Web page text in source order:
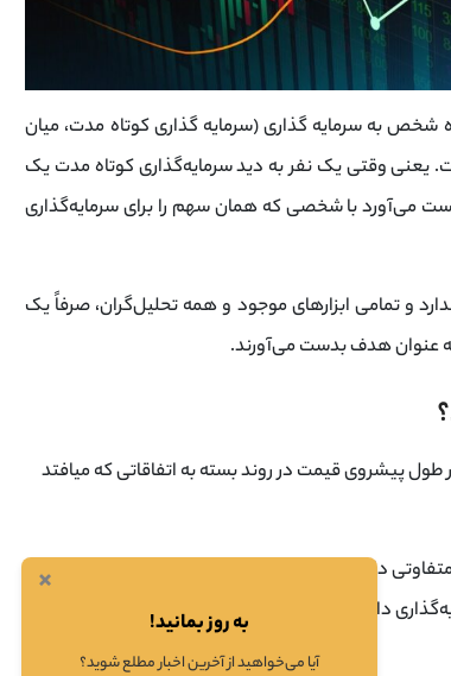
به سرمایه گذاری (سرمایه گذاری کوتاه مدت، میان
مدت و بلند مدت) و انتظارات وی از بازار، متفاوت است. یعنی وقتی یک نفر به دید سرمایه‎‌گذاری کوتاه مدت یک
می‌آورد با شخصی که همان سهم را برای سرمایه‌گذاری
و تمامی ابزارهای موجود و همه تحلیل‌گران، صرفاً یک
عنوان هدف بدست می‌آورند.
پیشروی قیمت در روند بسته به اتفاقاتی که میافتد
دارند و از ابزارهای مختلفی برای تحلیل سهم
دارند، اهداف متفاوتی برای یک سهم پیش بینی
×
به روز بمانید!
آیا می‌خواهید از آخرین اخبار مطلع شوید؟